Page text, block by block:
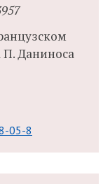
П. Даниноса
05-8